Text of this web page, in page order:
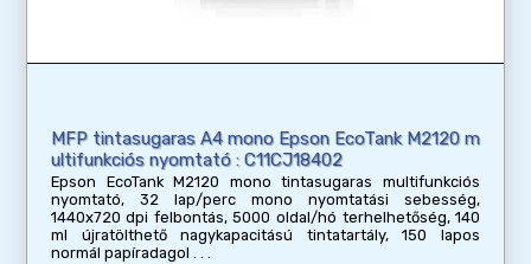
MFP tintasugaras A4 mono Epson EcoTank M2120 m
ultifunkciós nyomtató : C11CJ18402
Epson EcoTank M2120 mono tintasugaras multifunkciós
nyomtató, 32 lap/perc mono nyomtatási sebesség,
1440x720 dpi felbontás, 5000 oldal/hó terhelhetőség, 140
ml újratölthető nagykapacitású tintatartály, 150 lapos
normál papíradagol